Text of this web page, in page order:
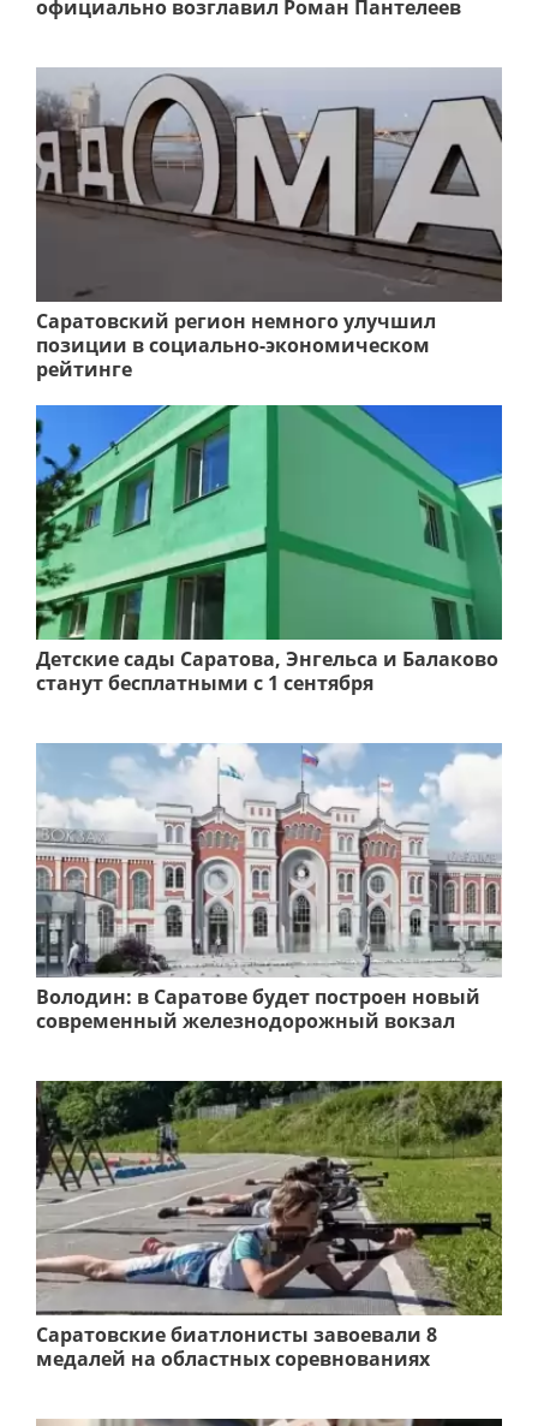
официально возглавил Роман Пантелеев
Саратовский регион немного улучшил
позиции в социально-экономическом
рейтинге
Детские сады Саратова, Энгельса и Балаково
станут бесплатными с 1 сентября
Володин: в Саратове будет построен новый
современный железнодорожный вокзал
Саратовские биатлонисты завоевали 8
медалей на областных соревнованиях